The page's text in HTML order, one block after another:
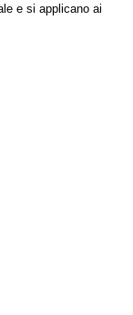
e si applicano ai